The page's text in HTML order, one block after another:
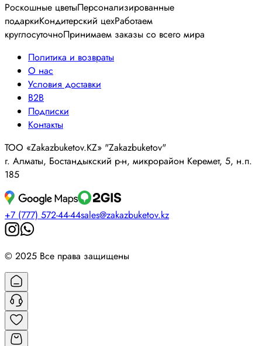
Роскошные цветыПерсонализированные
подаркиКондитерский цехРаботаем
круглосуточноПринимаем заказы со всего мира
Политика и возвраты
О нас
Условия доставки
B2B
Подписки
Контакты
ТОО «Zakazbuketov.KZ» "Zakazbuketov"
г. Алматы, Бостандыкский р-н, микрорайон Керемет, 5, н.п.
185
+7 (777) 572-44-44sales@zakazbuketov.kz
© 2025 Все права защищены